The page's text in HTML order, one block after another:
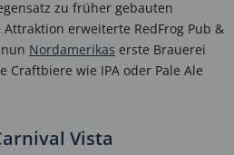
zu früher gebauten
erweiterte RedFrog Pub &
Nordamerikas erste Brauerei
Craftbiere wie IPA oder Pale Ale
Vista